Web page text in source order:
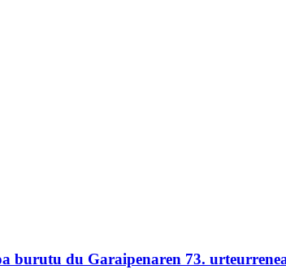
burutu du Garaipenaren 73.